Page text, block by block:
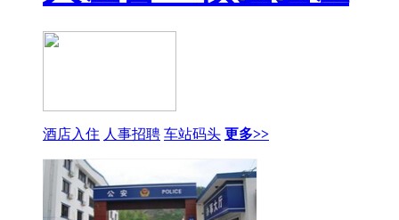
酒店入住 人事招聘 车站码头 更多>>